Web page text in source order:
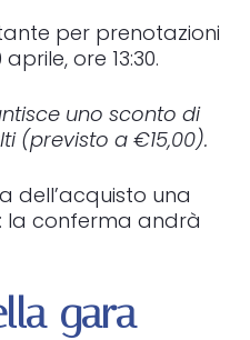
per prenotazioni
ore 13:30.
uno sconto di
(previsto a €15,00).
dell’acquisto una
la conferma andrà
gara